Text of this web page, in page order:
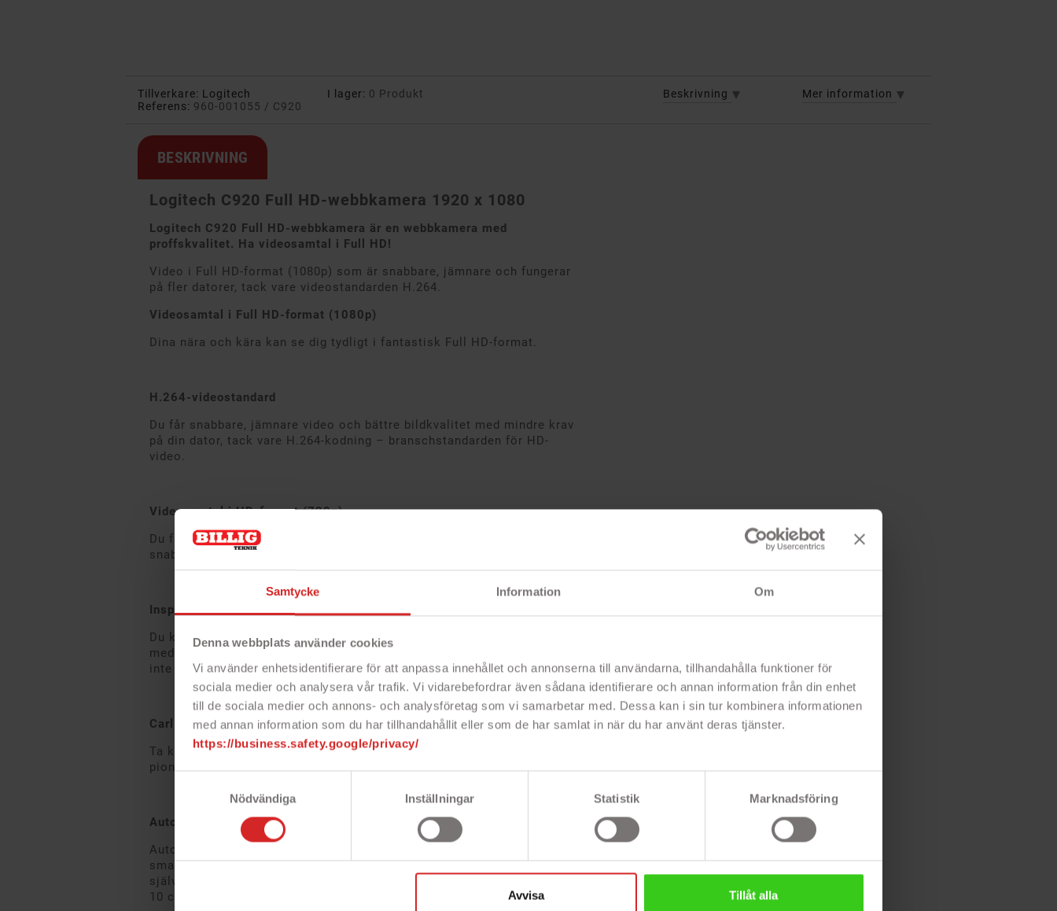
Samtycke Information Om
Denna webbplats använder cookies
Vi använder enhetsidentifierare för att anpassa innehållet och annonserna till användarna, tillhandahålla funktioner för
sociala medier och analysera vår trafik. Vi vidarebefordrar även sådana identifierare och annan information från din enhet
till de sociala medier och annons- och analysföretag som vi samarbetar med. Dessa kan i sin tur kombinera informationen
med annan information som du har tillhandahållit eller som de har samlat in när du har använt deras tjänster.
https://business.safety.google/privacy/
Nödvändiga
Inställningar Statistik Marknadsföring
Avvisa Tillåt alla
Tillverkare: Logitech
Referens: 960-001055 / C920
I lager: 0 Produkt Beskrivning Mer information
BESKRIVNING
Logitech C920 Full HD-webbkamera 1920 x 1080
Logitech C920 Full HD-webbkamera är en webbkamera med
proffskvalitet. Ha videosamtal i Full HD!
Video i Full HD-format (1080p) som är snabbare, jämnare och fungerar
på fler datorer, tack vare videostandarden H.264.
Videosamtal i Full HD-format (1080p)
Dina nära och kära kan se dig tydligt i fantastisk Full HD-format.
H.264-videostandard
Du får snabbare, jämnare video och bättre bildkvalitet med mindre krav
på din dator, tack vare H.264-kodning – branschstandarden för HD-
video.
Videosamtal i HD-format (720p)
Du får videosamtal i HD-format (720p) på de flesta vanliga
snabbmeddelandetjänster.
Inspelning i Full HD-format (1080p)
Du kan göra fantastiska bredbildsinspelningar i Full HD-format (1080p)
med 30 bildrutor per sekund. Och H.264-kodningen innebär att din dator
inte behöver jobba lika hårt för att du ska få suveräna videofilmer.
Carl Zeiss®-objektiv
Ta knivskarpa bilder med en lins som är utformad med hjälp från en av
pionjärerna i branschen.
Autofokus
Autofokusfunktionen med 20 steg är smidigare, känsligare och
smartare. Så vare sig du vill filma dina barn som aldrig är stilla eller dig
själv när du testar nya danssteg, så ger C920 dig knivskarpa bilder (från
10 cm och uppåt) för varje tillfälle.